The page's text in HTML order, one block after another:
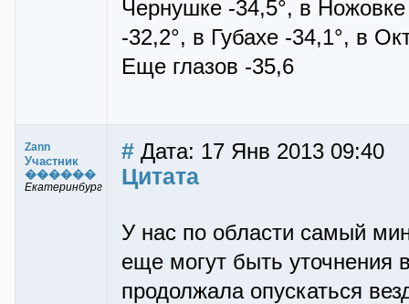
Чернушке -34,5°, в
-32,2°, в Губахе -34,1°, в
Еще глазов -35,6
Zann
Участник
������
Екатеринбург
# Дата: 17 Янв 2013 09:40
Цитата
У нас по области самый
еще могут быть уточнения
продолжала опускаться